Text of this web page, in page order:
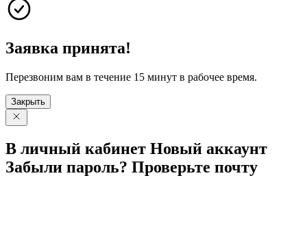
Заявка принята!
Перезвоним вам в течение 15 минут в рабочее время.
Закрыть
В личный кабинет Новый аккаунт
Забыли пароль? Проверьте почту